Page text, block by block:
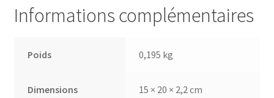
Informations complémentaires
Poids 0,195 kg
Dimensions 15 × 20 × 2,2 cm